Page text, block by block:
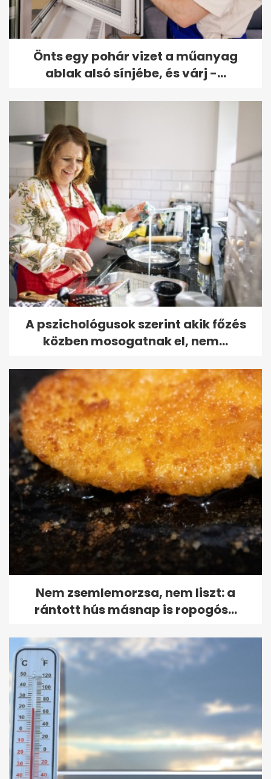
Önts egy pohár vizet a műanyag
ablak alsó sínjébe, és várj -...
A pszichológusok szerint akik főzés
közben mosogatnak el, nem...
Nem zsemlemorzsa, nem liszt: a
rántott hús másnap is ropogós...